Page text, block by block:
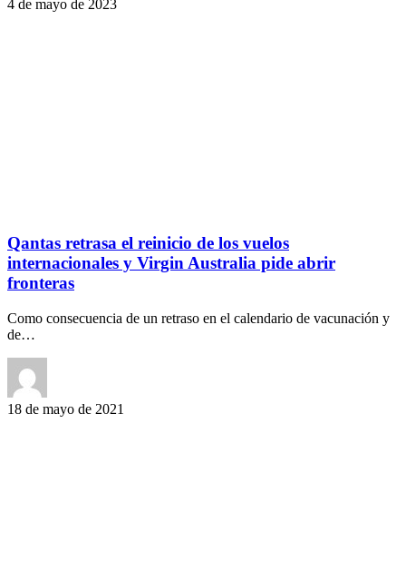
4 de mayo de 2023
Qantas retrasa el reinicio de los vuelos
internacionales y Virgin Australia pide abrir
fronteras
Como consecuencia de un retraso en el calendario de vacunación y
de…
18 de mayo de 2021